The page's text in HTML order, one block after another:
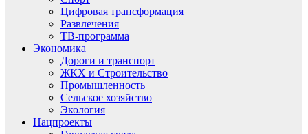
Цифровая трансформация
Развлечения
ТВ-программа
Экономика
Дороги и транспорт
ЖКХ и Строительство
Промышленность
Сельское хозяйство
Экология
Нацпроекты